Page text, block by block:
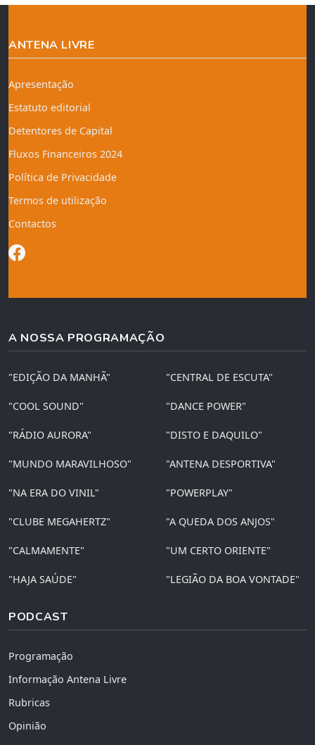
ANTENA LIVRE
Apresentação
Estatuto editorial
Detentores de Capital
Fluxos Financeiros 2024
Política de Privacidade
Termos de utilização
Contactos
A NOSSA PROGRAMAÇÃO
"EDIÇÃO DA MANHÃ" "CENTRAL DE ESCUTA"
"COOL SOUND" "DANCE POWER"
"RÁDIO AURORA" "DISTO E DAQUILO"
"MUNDO MARAVILHOSO" "ANTENA DESPORTIVA"
"NA ERA DO VINIL" "POWERPLAY"
"CLUBE MEGAHERTZ" "A QUEDA DOS ANJOS"
"CALMAMENTE" "UM CERTO ORIENTE"
"HAJA SAÚDE" "LEGIÃO DA BOA VONTADE"
PODCAST
Programação
Informação Antena Livre
Rubricas
Opinião